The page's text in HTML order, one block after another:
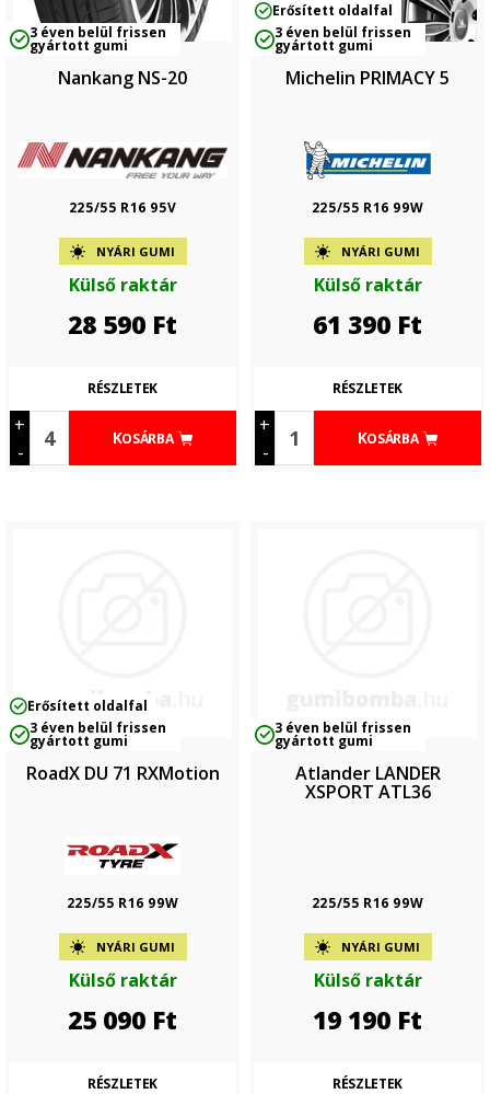
3 éven belül frissen
gyártott gumi
Nankang NS-20
225/55 R16 95V
NYÁRI GUMI
Külső raktár
28 590 Ft
+
-
KOSÁRBA
RÉSZLETEK
Erősített oldalfal
3 éven belül frissen
gyártott gumi
Michelin PRIMACY 5
225/55 R16 99W
NYÁRI GUMI
Külső raktár
61 390 Ft
+
-
KOSÁRBA
RÉSZLETEK
Erősített oldalfal
3 éven belül frissen
gyártott gumi
RoadX DU 71 RXMotion
225/55 R16 99W
NYÁRI GUMI
Külső raktár
25 090 Ft
RÉSZLETEK
3 éven belül frissen
gyártott gumi
Atlander LANDER
XSPORT ATL36
225/55 R16 99W
NYÁRI GUMI
Külső raktár
19 190 Ft
RÉSZLETEK